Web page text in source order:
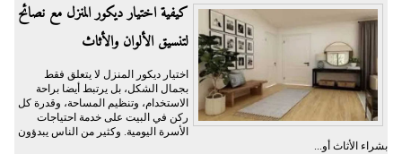
كيفية اختيار ديكور المنزل مع نصائح
لتنسيق الألوان والأثاث
اختيار ديكور المنزل لا يتعلق فقط
بجمال الشكل، بل يرتبط أيضا براحة
الاستخدام، وتنظيم المساحة، وقدرة كل
ركن في البيت على خدمة احتياجات
الأسرة اليومية. وكثير من الناس يبدؤون
بشراء الأثاث أو...